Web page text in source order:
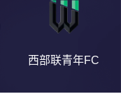
西部联青年FC